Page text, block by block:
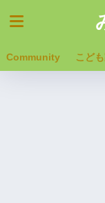
Community こど